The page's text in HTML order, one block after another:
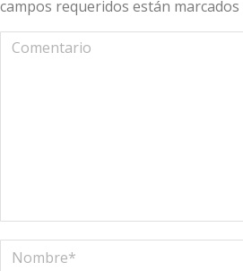
campos requeridos están marcados
Comentario
Nombre *